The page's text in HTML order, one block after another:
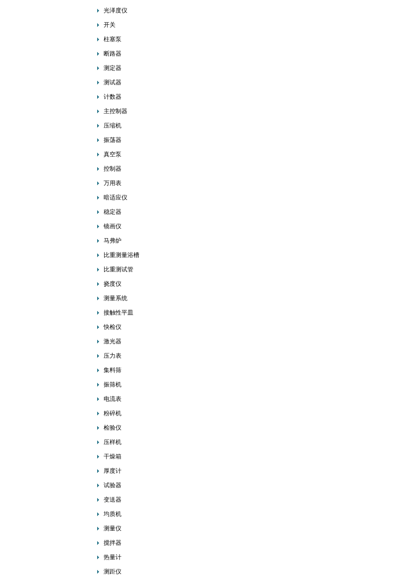
光泽度仪
开关
柱塞泵
断路器
测定器
测试器
计数器
主控制器
压缩机
振荡器
真空泵
控制器
万用表
暗适应仪
稳定器
镜画仪
马弗炉
比重测量浴槽
比重测试管
挠度仪
测量系统
接触性平皿
快检仪
激光器
压力表
集料筛
振筛机
电流表
粉碎机
检验仪
压样机
干燥箱
厚度计
试验器
变送器
均质机
测量仪
搅拌器
热量计
测距仪